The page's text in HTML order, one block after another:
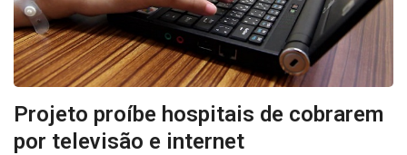
Projeto proíbe hospitais de cobrarem
por televisão e internet